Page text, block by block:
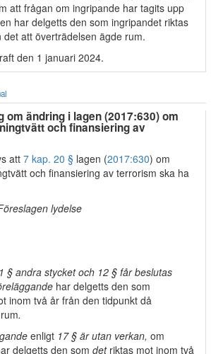
att frågan om ingripande har tagits upp
har delgetts den som ingripandet riktas
att överträdelsen ägde rum.
den 1 januari 2024.
om ändring i lagen (2017:630) om
och finansiering av
att 7 kap. 20 § lagen (2017:630) om
och finansiering av terrorism ska ha
lydelse
§ andra stycket och 12 § får beslutas
har delgetts den som
inom två år från den tidpunkt då
.
enligt 17 § är utan verkan, om
delgetts den som detriktas mot inom två